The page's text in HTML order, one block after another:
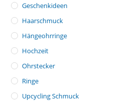
Geschenkideen
Haarschmuck
Hängeohrringe
Hochzeit
Ohrstecker
Ringe
Upcycling Schmuck